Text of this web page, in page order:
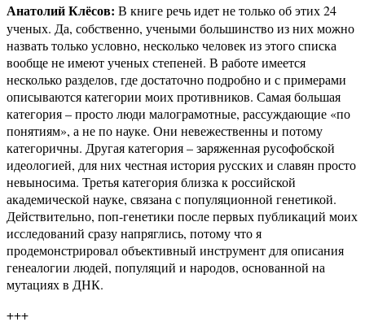
Анатолий Клёсов: В книге речь идет не только об этих 24
ученых. Да, собственно, учеными большинство из них можно
назвать только условно, несколько человек из этого списка
вообще не имеют ученых степеней. В работе имеется
несколько разделов, где достаточно подробно и с примерами
описываются категории моих противников. Самая большая
категория – просто люди малограмотные, рассуждающие «по
понятиям», а не по науке. Они невежественны и потому
категоричны. Другая категория – заряженная русофобской
идеологией, для них честная история русских и славян просто
невыносима. Третья категория близка к российской
академической науке, связана с популяционной генетикой.
Действительно, поп-генетики после первых публикаций моих
исследований сразу напряглись, потому что я
продемонстрировал объективный инструмент для описания
генеалогии людей, популяций и народов, основанной на
мутациях в ДНК.
+++